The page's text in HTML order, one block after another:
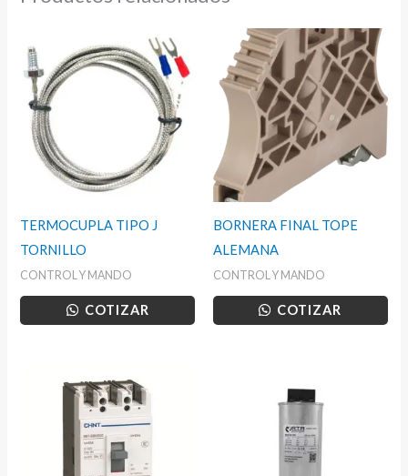
TERMOCUPLA TIPO J
TORNILLO
CONTROL Y MANDO
COTIZAR
BORNERA FINAL TOPE
ALEMANA
CONTROL Y MANDO
COTIZAR